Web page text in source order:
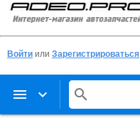
Войти или Зарегистрироваться
menu keyboard_arrow_down search